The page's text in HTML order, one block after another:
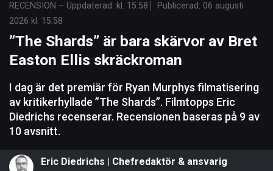
RECENSION – Uppdaterad: kl. 15:58 Publicerad: 06 augusti
2026 kl. 15:58
”The Shards” är bara skärvor av Bret
Easton Ellis skräckroman
I dag är det premiär för Ryan Murphys filmatisering
av kritikerhyllade ”The Shards”. Filmtopps Eric
Diedrichs recenserar. Recensionen baseras på 9 av
10 avsnitt.
Eric Diedrichs | Chefredaktör & ansvarig